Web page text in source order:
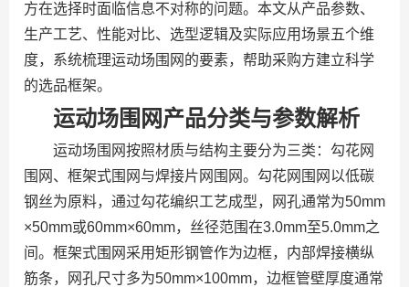
方在选择时面临信息不对称的问题。本文从产品参数、
生产工艺、性能对比、选型逻辑及实际应用场景五个维
度，系统梳理运动场围网的要素，帮助采购方建立科学
的选品框架。
运动场围网产品分类与参数解析
运动场围网按照材质与结构主要分为三类：勾花网
围网、框架式围网与焊接片网围网。勾花网围网以低碳
钢丝为原料，通过勾花编织工艺成型，网孔通常为50mm
×50mm或60mm×60mm，丝径范围在3.0mm至5.0mm之
间。框架式围网采用矩形钢管作为边框，内部焊接横纵
筋条，网孔尺寸多为50mm×100mm，边框管壁厚度通常